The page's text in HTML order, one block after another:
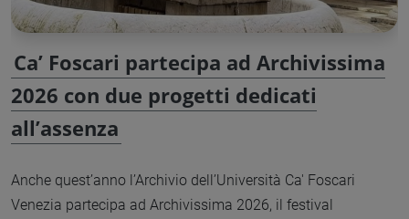
Ca’ Foscari partecipa ad Archivissima
2026 con due progetti dedicati
all’assenza
Anche quest’anno l’Archivio dell’Università Ca' Foscari
Venezia partecipa ad Archivissima 2026, il festival